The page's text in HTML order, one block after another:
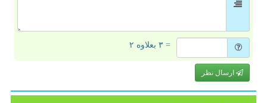
= ۳ بعلاوه ۲
ارسال نظر